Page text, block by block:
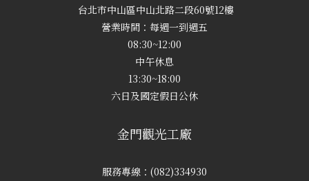
台北市中山區中山北路二段60號12樓
營業時間：每週一到週五
08:30~12:00
中午休息
13:30~18:00
六日及國定假日公休
金門觀光工廠
服務專線：(082)334930